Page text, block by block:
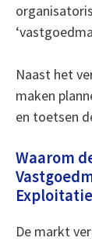
Naast het
maken
en toetsen
Waarom
De markt